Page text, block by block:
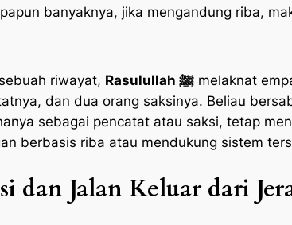
banyaknya, jika mengandung riba,
riwayat, Rasulullah ﷺ melaknat
dan dua orang saksinya. Beliau
sebagai pencatat atau saksi, tetap
berbasis riba atau mendukung sistem
dan Jalan Keluar dari